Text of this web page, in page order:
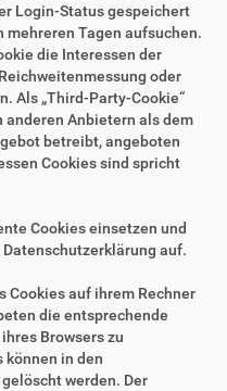
Login-Status gespeichert
mehreren Tagen aufsuchen.
die Interessen der
oder
Als „Third-Party-Cookie“
anderen Anbietern als dem
betreibt, angeboten
Cookies sind spricht
Cookies einsetzen und
auf.
Cookies auf ihrem Rechner
die entsprechende
Browsers zu
können in den
werden. Der